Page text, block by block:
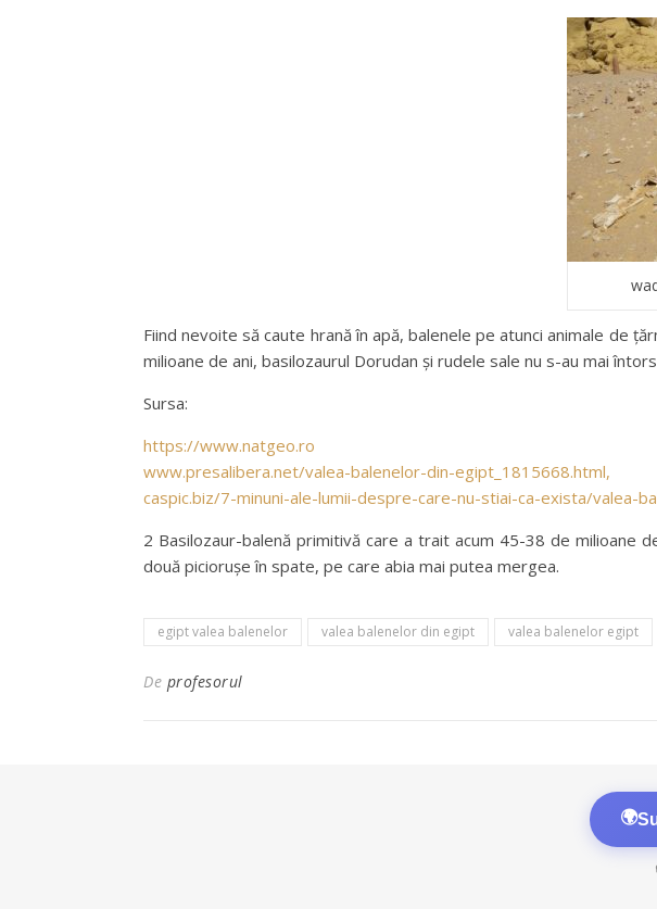
Fiind nevoite să caute hrană în apă, balenele pe atunci animale de
milioane de ani, basilozaurul Dorudan și rudele sale nu s-au mai
Sursa:
https://www.natgeo.ro
www.presalibera.net/valea-balenelor-din-egipt_1815668.html,
caspic.biz/7-minuni-ale-lumii-despre-care-nu-stiai-ca-exista/valea-
2 Basilozaur-balenă primitivă care a trait acum 45-38 de milioane
două piciorușe în spate, pe care abia mai putea mergea.
egipt valea balenelor valea balenelor din egipt valea balenelor egipt
De profesorul
🌍